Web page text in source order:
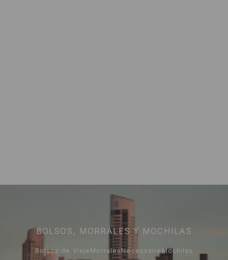
BOLSOS, MORRALES Y MOCHILAS
Bolsos de Viaje Morrales Necessaire Mochilas